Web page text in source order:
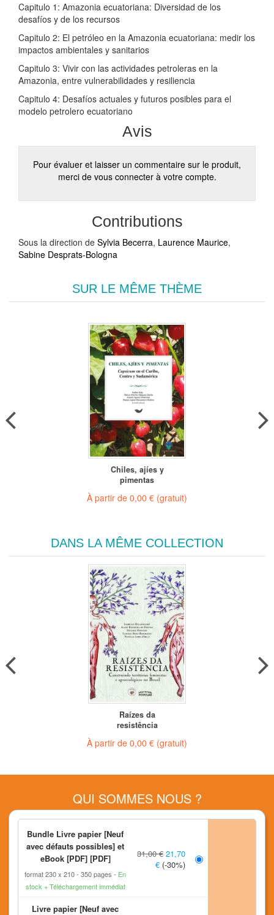
Bundle Livre papier [Neuf
avec défauts possibles] et
eBook [PDF] [PDF]
format 230 x 210 350 pages
En
stock + Téléchargement immédiat
31,00 € 21,70
€ (-30%)
Livre papier [Neuf avec
Capitulo 1: Amazonia ecuatoriana: Diversidad de los
desafíos y de los recursos
Capitulo 2: El petróleo en la Amazonia ecuatoriana: medir los
impactos ambientales y sanitarios
Capitulo 3: Vivir con las actividades petroleras en la
Amazonia, entre vulnerabilidades y resiliencia
Capitulo 4: Desafíos actuales y futuros posibles para el
modelo petrolero ecuatoriano
Avis
Pour évaluer et laisser un commentaire sur le produit,
merci de vous connecter à votre compte.
Contributions
Sous la direction de Sylvia Becerra, Laurence Maurice,
Sabine Desprats-Bologna
SUR LE MÊME THÈME
Chiles, ajíes y
pimentas
À partir de 0,00 € (gratuit)
DANS LA MÊME COLLECTION
Raízes da
resistência
À partir de 0,00 € (gratuit)
QUI SOMMES NOUS ?
NOUS CONTACTER
L'IRD
LETTRE D'INFORMATION
CONDITIONS GÉNÉRALES